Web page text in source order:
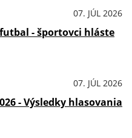
07. JÚL 2026
- športovci hláste
07. JÚL 2026
- Výsledky hlasovania